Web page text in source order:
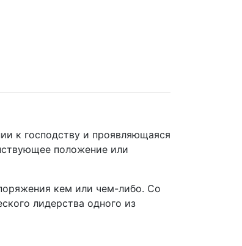
к господству и проявляющаяся
положение или
кем или чем-либо. Со
лидерства одного из